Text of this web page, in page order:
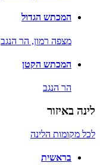
המכתש הגדול
מצפה רמון, הר הנגב
המכתש הקטן
הר הנגב
לינה באיזור
לכל מקומות הלינה
בראשית